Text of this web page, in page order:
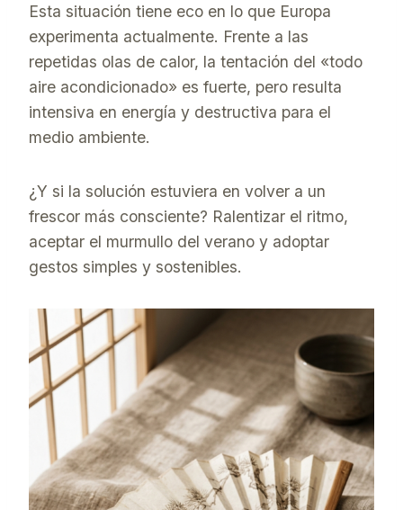
Esta situación tiene eco en lo que Europa
experimenta actualmente. Frente a las
repetidas olas de calor, la tentación del «todo
aire acondicionado» es fuerte, pero resulta
intensiva en energía y destructiva para el
medio ambiente.
¿Y si la solución estuviera en volver a un
frescor más consciente? Ralentizar el ritmo,
aceptar el murmullo del verano y adoptar
gestos simples y sostenibles.